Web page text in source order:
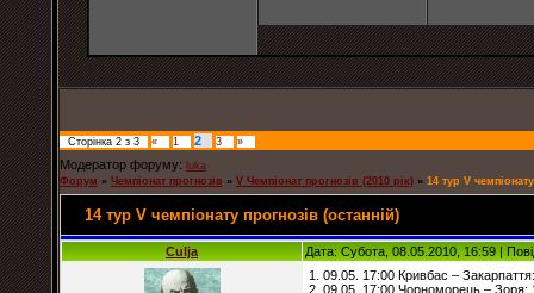
Сторінка 2 з 3 « 1 2 3 »
Модератор форуму: luka
Форум » Чемпіонат прогнозів » V Чемпіонат прогнозів (2010 рік) » 14 тур V
14 тур V чемпіонату прогнозів (останній)
Culja Дата: Субота, 08.05.2010, 16:59 |
1. 09.05. 17:00 Кривбас –
2. 09.05. 17:00 Чорноморець – Зоря: